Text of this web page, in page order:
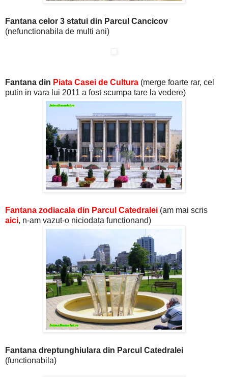
Fantana celor 3 statui din Parcul Cancicov
(nefunctionabila de multi ani)
Fantana din Piata Casei de Cultura (merge foarte rar, cel
putin in vara lui 2011 a fost scumpa tare la vedere)
Fantana zodiacala din Parcul Catedralei (am mai scris
aici, n-am vazut-o niciodata functionand)
Fantana dreptunghiulara din Parcul Catedralei
(functionabila)